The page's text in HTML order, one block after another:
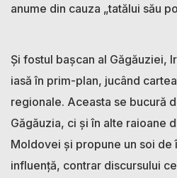
anume din cauza „tatălui său
Și fostul bașcan al Găgăuziei,
iasă în prim-plan, jucând
regionale. Aceasta se bucură
Găgăuzia, ci și în alte raioane
Moldovei și propune un soi
influență, contrar discursului